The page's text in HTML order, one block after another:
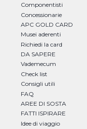
Componentisti
Concessionarie
APC GOLD CARD
Musei aderenti
Richiedi la card
DA SAPERE
Vademecum
Check list
Consigli utili
FAQ
AREE DI SOSTA
FATTI ISPIRARE
Idee di viaggio